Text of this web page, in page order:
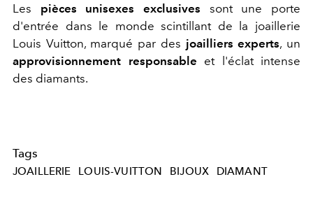
Les pièces unisexes exclusives sont une porte
d'entrée dans le monde scintillant de la joaillerie
Louis Vuitton, marqué par des joailliers experts, un
approvisionnement responsable et l'éclat intense
des diamants.
Tags
JOAILLERIE LOUIS-VUITTON BIJOUX DIAMANT